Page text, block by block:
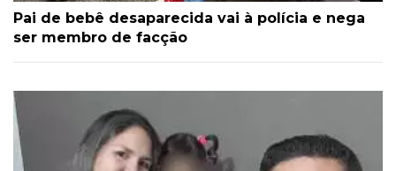
Pai de bebê desaparecida vai à polícia e nega
ser membro de facção